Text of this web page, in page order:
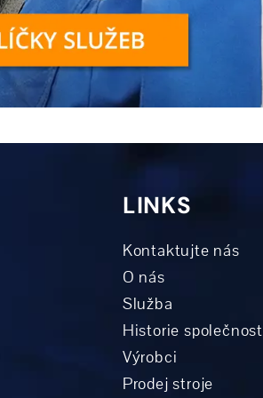
LINKS
Kontaktujte nás
O nás
Služba
Historie
Výrobci
Prodej stroje